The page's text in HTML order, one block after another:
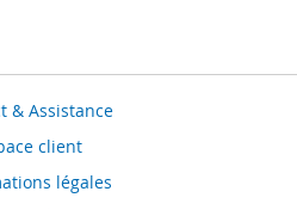
& Assistance
client
légales